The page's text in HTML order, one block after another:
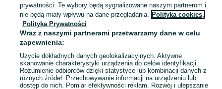
Mapa kategorii
Mapa miejscowości
Mapa ministron
Popularne wyszukiwania
prywatności. Te wybory będą sygnalizowane naszym partnerom i
nie będą miały wpływu na dane przeglądania. Polityka cookies,
Polityka Prywatności
Wraz z naszymi partnerami przetwarzamy dane w celu
zapewnienia:
Użycie dokładnych danych geolokalizacyjnych. Aktywne
skanowanie charakterystyki urządzenia do celów identyfikacji.
Rozumienie odbiorców dzięki statystyce lub kombinacji danych z
różnych źródeł. Przechowywanie informacji na urządzeniu lub
dostęp do nich. Pomiar efektywności reklam. Rozwój i ulepszanie